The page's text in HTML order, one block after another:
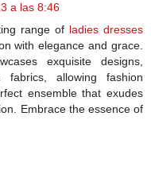
a las 8:46
range of ladies dresses
with elegance and grace.
exquisite designs,
allowing fashion
ensemble that exudes
Embrace the essence of